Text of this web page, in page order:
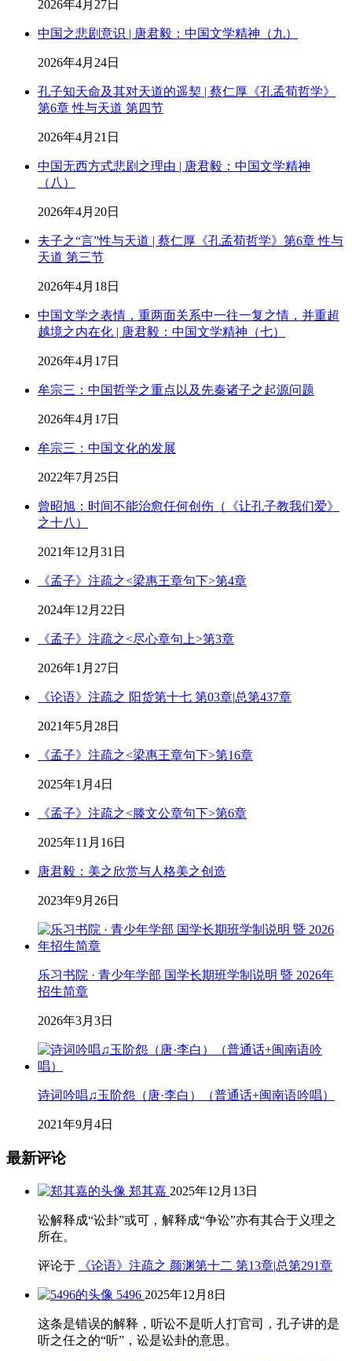
2026年4月27日
中国之悲剧意识 | 唐君毅：中国文学精神（九）
2026年4月24日
孔子知天命及其对天道的遥契 | 蔡仁厚《孔孟荀哲学》
第6章 性与天道 第四节
2026年4月21日
中国无西方式悲剧之理由 | 唐君毅：中国文学精神
（八）
2026年4月20日
夫子之“言”性与天道 | 蔡仁厚《孔孟荀哲学》第6章 性与
天道 第三节
2026年4月18日
中国文学之表情，重两面关系中一往一复之情，并重超
越境之内在化 | 唐君毅：中国文学精神（七）
2026年4月17日
牟宗三：中国哲学之重点以及先秦诸子之起源问题
2026年4月17日
牟宗三：中国文化的发展
2022年7月25日
曾昭旭：时间不能治愈任何创伤（《让孔子教我们爱》
之十八）
2021年12月31日
《孟子》注疏之<梁惠王章句下>第4章
2024年12月22日
《孟子》注疏之<尽心章句上>第3章
2026年1月27日
《论语》注疏之 阳货第十七 第03章|总第437章
2021年5月28日
《孟子》注疏之<梁惠王章句下>第16章
2025年1月4日
《孟子》注疏之<滕文公章句下>第6章
2025年11月16日
唐君毅：美之欣赏与人格美之创造
2023年9月26日
乐习书院 · 青少年学部 国学长期班学制说明 暨 2026年
招生简章
2026年3月3日
诗词吟唱♫玉阶怨（唐·李白）（普通话+闽南语吟唱）
2021年9月4日
最新评论
郑其嘉 2025年12月13日
讼解释成“讼卦”或可，解释成“争讼”亦有其合于义理之
所在。
评论于 《论语》注疏之 颜渊第十二 第13章|总第291章
5496 2025年12月8日
这条是错误的解释，听讼不是听人打官司，孔子讲的是
听之任之的“听”，讼是讼卦的意思。